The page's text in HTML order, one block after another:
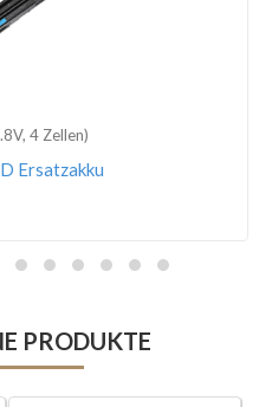
6 Zellen)
Ersatzakku
PRODUKTE